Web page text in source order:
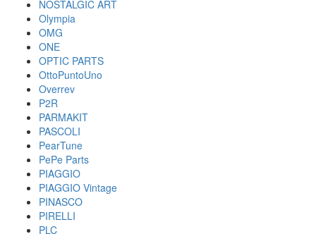
NOSTALGIC ART
Olympia
OMG
ONE
OPTIC PARTS
OttoPuntoUno
Overrev
P2R
PARMAKIT
PASCOLI
PearTune
PePe Parts
PIAGGIO
PIAGGIO Vintage
PINASCO
PIRELLI
PLC